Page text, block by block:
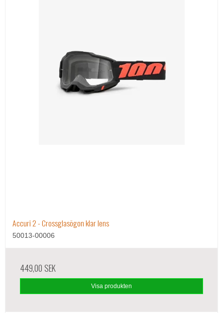
Accuri 2 - Crossglasögon klar lens
50013-00006
449,00 SEK
Visa produkten